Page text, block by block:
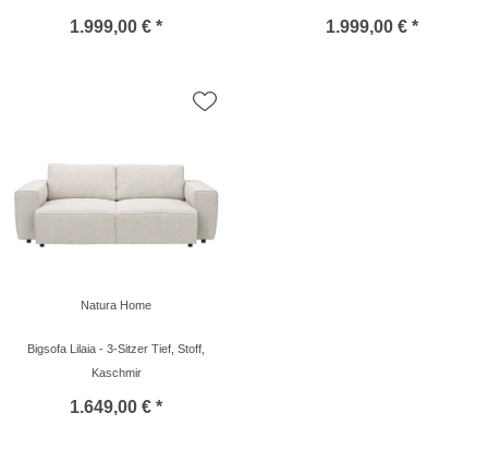
1.999,00 € * 1.999,00 € *
Natura Home
Bigsofa Lilaia - 3-Sitzer Tief, Stoff,
Kaschmir
1.649,00 € *